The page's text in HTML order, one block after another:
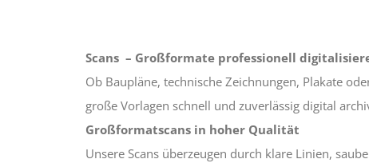
Scans – Großformate professionell
Ob Baupläne, technische Zeichnungen, Plakate
große Vorlagen schnell und zuverlässig digital
Großformatscans in hoher Qualität
Unsere Scans überzeugen durch klare Linien,